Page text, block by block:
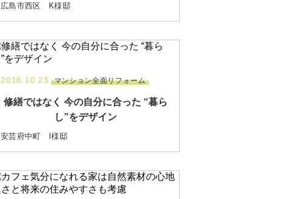
広島市西区 K様邸
2018.10.23 マンション全面リフォーム
修繕ではなく 今の自分に合った “暮ら
し”をデザイン
安芸府中町 I様邸